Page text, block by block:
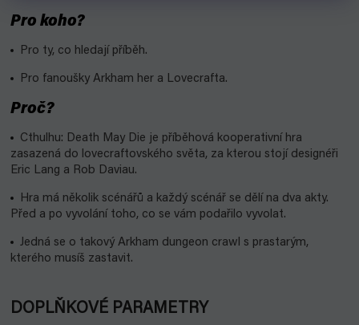
Pro koho?
Pro ty, co hledají příběh.
Pro fanoušky Arkham her a Lovecrafta.
Proč?
Cthulhu: Death May Die je příběhová kooperativní hra
zasazená do lovecraftovského světa, za kterou stojí designéři
Eric Lang a Rob Daviau.
Hra má několik scénářů a každý scénář se dělí na dva akty.
Před a po vyvolání toho, co se vám podařilo vyvolat.
Jedná se o takový Arkham dungeon crawl s prastarým,
kterého musíš zastavit.
DOPLŇKOVÉ PARAMETRY